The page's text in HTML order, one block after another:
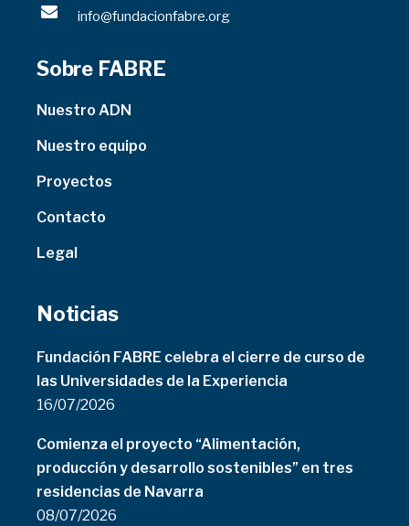
info@fundacionfabre.org
Sobre FABRE
Nuestro ADN
Nuestro equipo
Proyectos
Contacto
Legal
Noticias
Fundación FABRE celebra el cierre de curso de
las Universidades de la Experiencia
16/07/2026
Comienza el proyecto “Alimentación,
producción y desarrollo sostenibles” en tres
residencias de Navarra
08/07/2026